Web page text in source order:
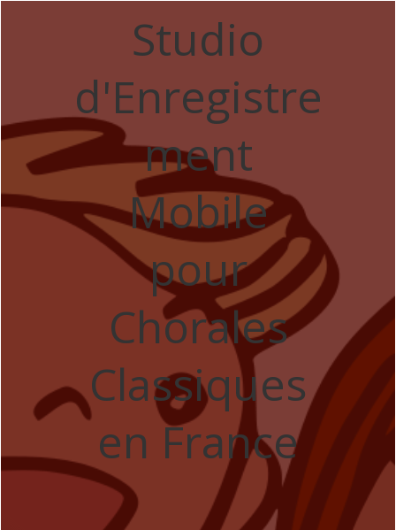
Studio
d'Enregistre
ment
Mobile
pour
Chorales
Classiques
en France